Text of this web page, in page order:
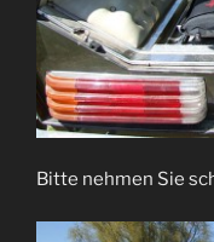
Bitte nehmen Sie